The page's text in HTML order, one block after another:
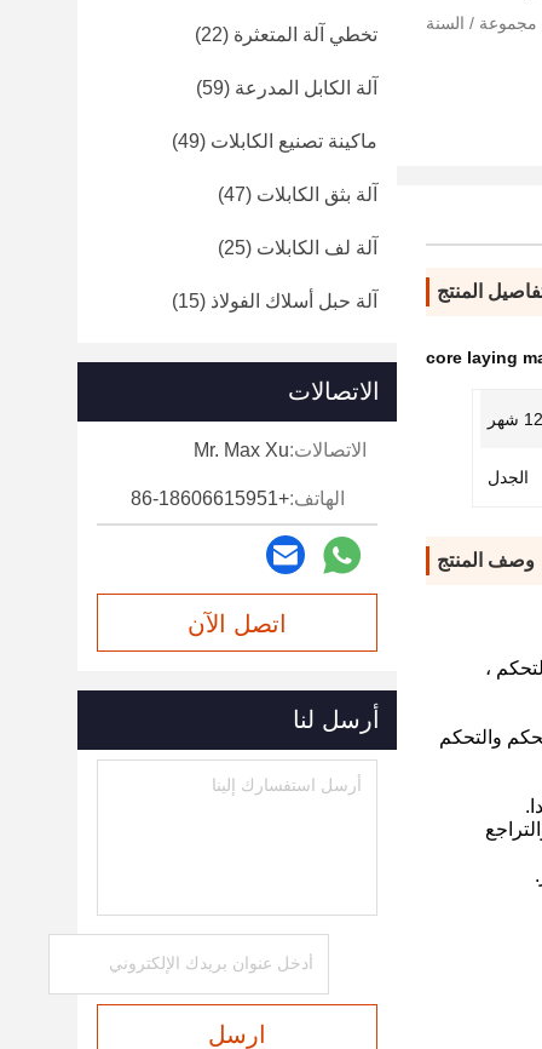
المنتج
core laying
12 شهر
الجدل
وصف المنتج
،
والتحكم
تخطي آلة المتعثرة (22)
آلة الكابل المدرعة (59)
ماكينة تصنيع الكابلات (49)
آلة بثق الكابلات (47)
آلة لف الكابلات (25)
آلة حبل أسلاك الفولاذ (15)
الاتصالات
الاتصالات:Mr. Max Xu
الهاتف:+86-18606615951
اتصل الآن
أرسل لنا
ارسل